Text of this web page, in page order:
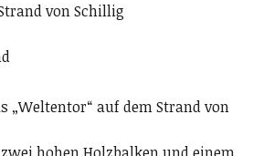
von Schillig
„Weltentor“ auf dem Strand von